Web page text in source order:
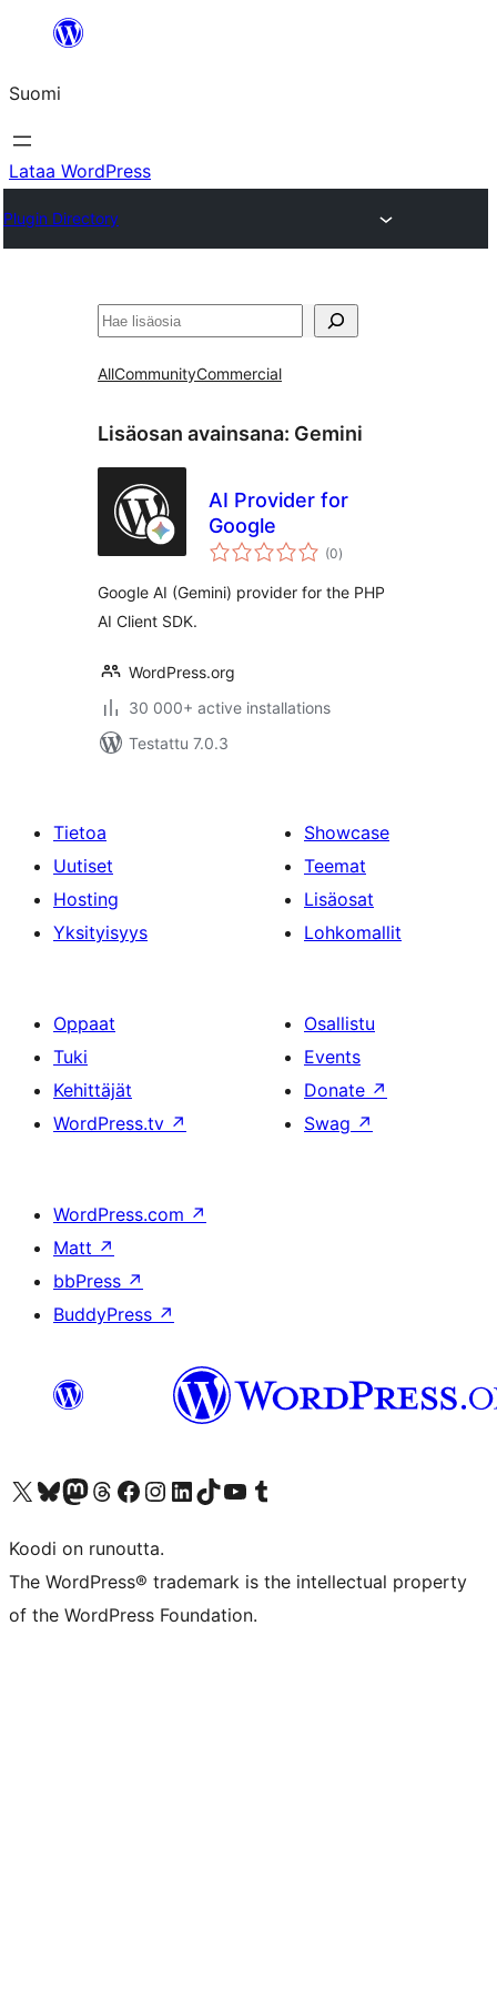
Suomi
Lataa WordPress
Plugin Directory
Etsi
AllCommunityCommercial
Lisäosan avainsana: Gemini
AI Provider for
Google
(0arvosanat
yhteensä
)
Google AI (Gemini) provider for the PHP
AI Client SDK.
WordPress.org
30 000+ active installations
Testattu 7.0.3
Tietoa
Uutiset
Hosting
Yksityisyys
Showcase
Teemat
Lisäosat
Lohkomallit
Oppaat
Tuki
Kehittäjät
WordPress.tv ↗
Osallistu
Events
Donate ↗
Swag ↗
WordPress.com ↗
Matt ↗
bbPress ↗
BuddyPress ↗
Visit our X (formerly Twitter) account
Visit our Bluesky account
Visit our Mastodon account
Visit our Threads account
Visit our Facebook page
Visit our Instagram account
Visit our LinkedIn account
Visit our TikTok account
Näytä YouTube-kanava
Visit our Tumblr account
Koodi on runoutta.
The WordPress® trademark is the intellectual property
of the WordPress Foundation.